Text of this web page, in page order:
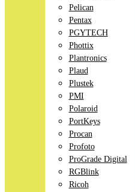
Pelican
Pentax
PGYTECH
Phottix
Plantronics
Plaud
Plustek
PMI
Polaroid
PortKeys
Procan
Profoto
ProGrade Digital
RGBlink
Ricoh